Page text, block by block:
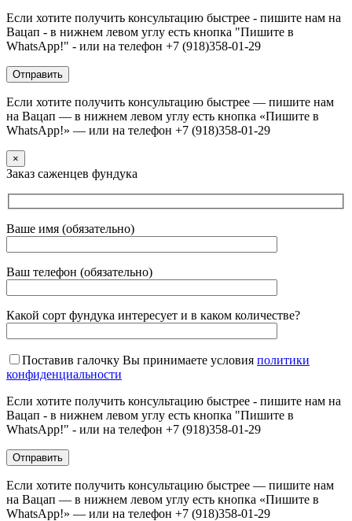
Если хотите получить консультацию быстрее - пишите нам на
Вацап - в нижнем левом углу есть кнопка "Пишите в
WhatsApp!" - или на телефон +7 (918)358-01-29
Если хотите получить консультацию быстрее — пишите нам
на Вацап — в нижнем левом углу есть кнопка «Пишите в
WhatsApp!» — или на телефон +7 (918)358-01-29
×
Заказ саженцев фундука
Ваше имя (обязательно)
Ваш телефон (обязательно)
Какой сорт фундука интересует и в каком количестве?
Поставив галочку Вы принимаете условия политики
конфиденциальности
Если хотите получить консультацию быстрее - пишите нам на
Вацап - в нижнем левом углу есть кнопка "Пишите в
WhatsApp!" - или на телефон +7 (918)358-01-29
Если хотите получить консультацию быстрее — пишите нам
на Вацап — в нижнем левом углу есть кнопка «Пишите в
WhatsApp!» — или на телефон +7 (918)358-01-29